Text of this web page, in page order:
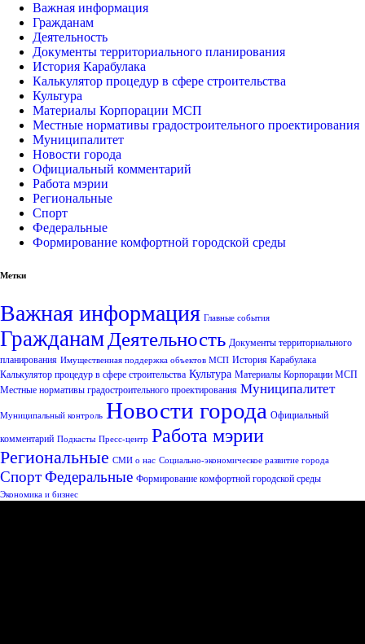
Важная информация
Гражданам
Деятельность
Документы территориального планирования
История Карабулака
Калькулятор процедур в сфере строительства
Культура
Материалы Корпорации МСП
Местные нормативы градостроительного проектирования
Муниципалитет
Новости города
Официальный комментарий
Работа мэрии
Региональные
Спорт
Федеральные
Формирование комфортной городской среды
Метки
Важная информация Главные события
Гражданам Деятельность Документы территориального
планирования Имущественная поддержка объектов МСП История Карабулака
Калькулятор процедур в сфере строительства Культура Материалы Корпорации МСП
Местные нормативы градостроительного проектирования Муниципалитет
Муниципальный контроль Новости города Официальный
комментарий Подкасты Пресс-центр Работа мэрии
Региональные СМИ о нас Социально-экономическое развитие города
СпортФедеральные Формирование комфортной городской среды
Экономика и бизнес